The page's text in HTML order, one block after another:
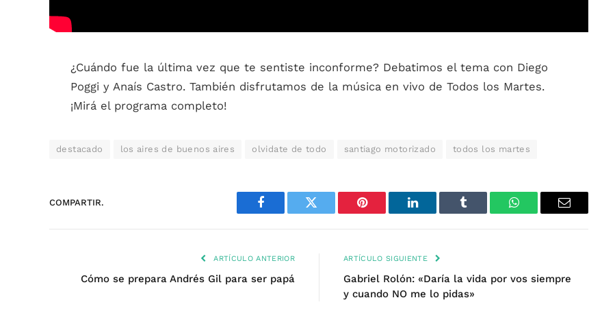
¿Cuándo fue la última vez que te sentiste inconforme? Debatimos el tema con Diego
Poggi y Anaís Castro. También disfrutamos de la música en vivo de Todos los Martes.
¡Mirá el programa completo!
destacado los aires de buenos aires olvidate de todo santiago motorizado todos los martes
COMPARTIR.
Facebook Twitter Pinterest LinkedIn Tumblr WhatsAppEmail
ARTÍCULO ANTERIOR
Cómo se prepara Andrés Gil para ser papá
ARTÍCULO SIGUIENTE
Gabriel Rolón: «Daría la vida por vos siempre
y cuando NO me lo pidas»